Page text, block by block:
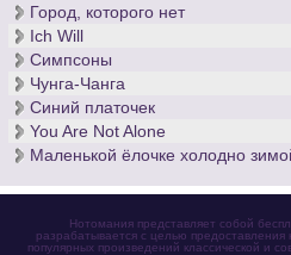
Город, которого нет
Ich Will
Симпсоны
Чунга-Чанга
Синий платочек
You Are Not Alone
Маленькой ёлочке холодно
Нотомания представляет собой
разрабатывается с целью предоставления
популярных произведений классической и